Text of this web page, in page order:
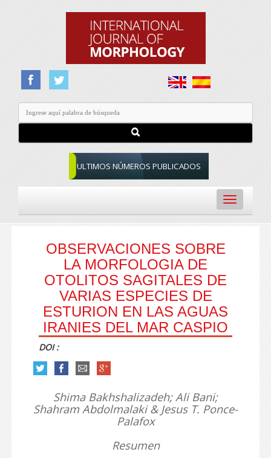
ULTIMOS NÚMEROS PUBLICADOS
Toggle
navigation
OBSERVACIONES SOBRE
LA MORFOLOGIA DE
OTOLITOS SAGITALES DE
VARIAS ESPECIES DE
ESTURION EN LAS AGUAS
IRANIES DEL MAR CASPIO
DOI :
Shima Bakhshalizadeh; Ali Bani;
Shahram Abdolmalaki & Jesus T. Ponce-
Palafox
Resumen